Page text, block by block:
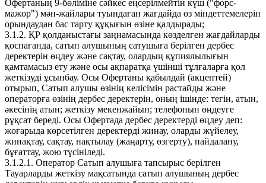
Офертаның 9-бөліміне сәйкес еңсерілмейтін күш ("форс-
мажор") мән-жайлары туындаған жағдайда өз міндеттемелерін
орындаудан бас тарту құқығын өзіне қалдырады;
3.1.2. ҚР қолданыстағы заңнамасында көзделген жағдайларды
қоспағанда, сатып алушының сатушыға берілген дербес
деректерін өңдеу және сақтау, олардың құпиялылығын
қамтамасыз ету және осы ақпаратқа үшінші тұлғаларға қол
жеткізуді ұсынбау. Осы Офертаны қабылдай (акцептей)
отырып, Сатып алушы өзінің келісімін растайды және
операторға өзінің дербес деректерін, оның ішінде: тегін, атын,
әкесінің атын; жеткізу мекенжайын; телефонын өңдеуге
рұқсат береді. Осы Офертада дербес деректерді өңдеу деп:
жоғарыда көрсетілген деректерді жинау, оларды жүйелеу,
жинақтау, сақтау, нақтылау (жаңарту, өзгерту), пайдалану,
бұғаттау, жою түсініледі.
3.1.2.1. Оператор Сатып алушыға тапсырыс берілген
Тауарларды жеткізу мақсатында сатып алушының дербес